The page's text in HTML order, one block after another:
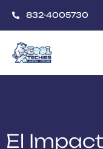
832-4005730
El